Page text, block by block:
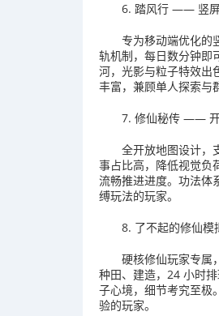
6. 踏风行 —— 竖
专为移动端优化的
轨机制，每日数分钟即
河，光影与粒子特效出
丰富，兼顾单人探索与
7. 修仙秘传 ——
全开放地图设计，
事占比高，降低视觉负
流畅推进进度。功法体
缚玩法的玩家。
8. 了不起的修仙
硬核修仙玩家专属
种田、建造，24 小时
子心境，细节考究至极
验的玩家。